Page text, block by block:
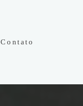
Contato